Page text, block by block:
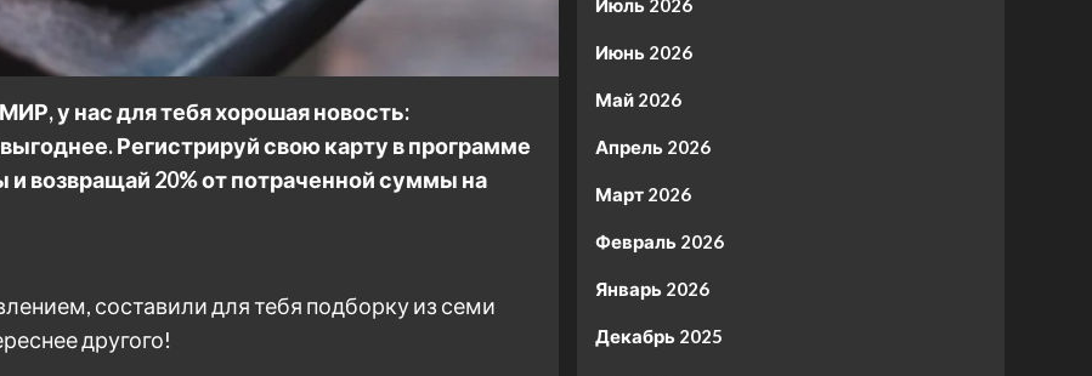
у нас для тебя хорошая новость:
Регистрируй свою карту в программе
и возвращай 20% от потраченной суммы на
составили для тебя подборку из семи
другого!
Июль 2026
Июнь 2026
Май 2026
Апрель 2026
Март 2026
Февраль 2026
Январь 2026
Декабрь 2025